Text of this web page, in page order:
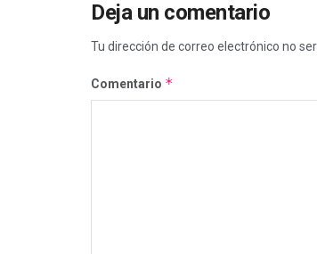
Deja un comentario
Tu dirección de correo electrónico no
Comentario *